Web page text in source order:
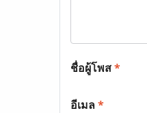
ชื่อผู้โพส*
อีเมล*